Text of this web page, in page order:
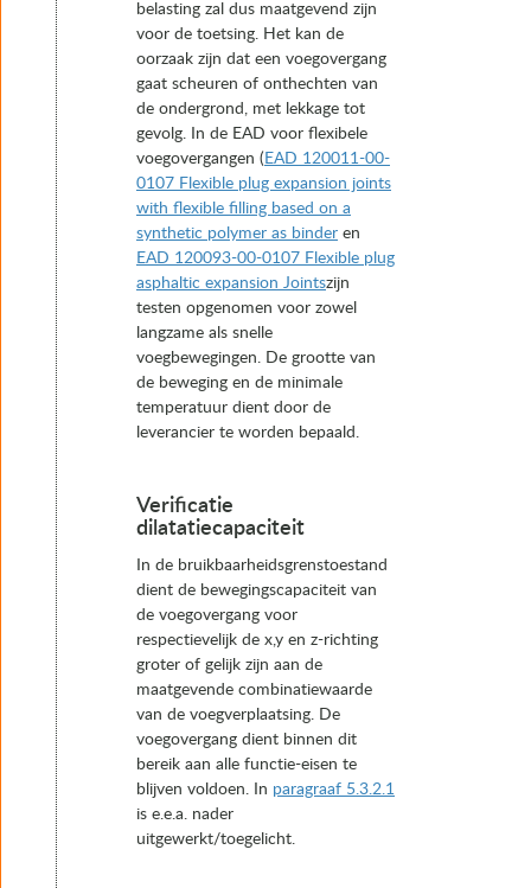
belasting zal dus maatgevend zijn
voor de toetsing. Het kan de
oorzaak zijn dat een voegovergang
gaat scheuren of onthechten van
de ondergrond, met lekkage tot
gevolg. In de EAD voor flexibele
voegovergangen ( EAD 120011-00-
0107 Flexible plug expansion joints
with flexible filling based on a
synthetic polymer as binder en
EAD 120093-00-0107 Flexible plug
asphaltic expansion Jointszijn
testen opgenomen voor zowel
langzame als snelle
voegbewegingen. De grootte van
de beweging en de minimale
temperatuur dient door de
leverancier te worden bepaald.
Verificatie
dilatatiecapaciteit
In de bruikbaarheidsgrenstoestand
dient de bewegingscapaciteit van
de voegovergang voor
respectievelijk de x,y en z-richting
groter of gelijk zijn aan de
maatgevende combinatiewaarde
van de voegverplaatsing. De
voegovergang dient binnen dit
bereik aan alle functie-eisen te
blijven voldoen. In paragraaf 5.3.2.1
is e.e.a. nader
uitgewerkt/toegelicht.